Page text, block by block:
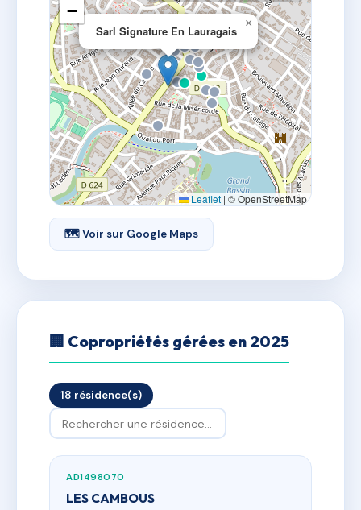
Sarl Signature En Lauragais
×
−
Leaflet | © OpenStreetMap
🗺 Voir sur Google Maps
🏢 Copropriétés gérées en 2025
18 résidence(s)
AD1498070
LES CAMBOUS